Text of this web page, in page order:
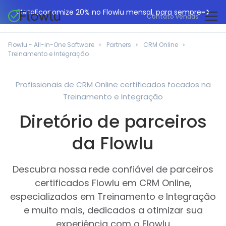
OfertaEconomize 20% no Flowlu mensal, para sempre
Contato vendas
Gestão de projetos
Faturação online
Ferramentas de colaboração
Gestão financeira
Projetos ágeis
Base de conhecimento
Agências de marketing
Departamentos de TI
Profissionais jurídicos
Instituições educacionais
Empresas de fabrico
Pequenos negócios
Planeadores de eventos
Central de ajuda
Blogue Flowlu
Estudos de caso
Casos de utilização
Ferramentas gratuitas
Português
Flowlu - All-in-One Software Partners
CRM Online
Treinamento e Integração
Profissionais de CRM Online certificados focados na
Treinamento e Integração
Diretório de parceiros
da Flowlu
Descubra nossa rede confiável de parceiros
certificados Flowlu em CRM Online,
especializados em Treinamento e Integração
e muito mais, dedicados a otimizar sua